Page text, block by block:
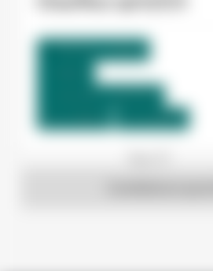
Toulouse , France
12,31 €/h - 12,51 €/h
Du:17/08/26 Au:31/08/26